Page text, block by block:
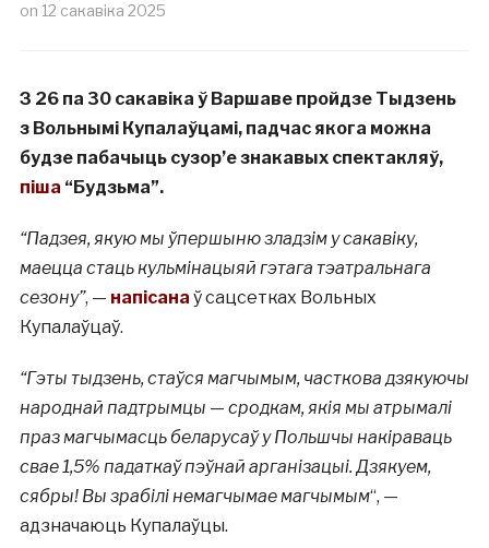
on 12 сакавіка 2025
З 26 па 30 сакавіка ў Варшаве пройдзе Тыдзень
з Вольнымі Купалаўцамі, падчас якога можна
будзе пабачыць сузор’е знакавых спектакляў,
піша “Будзьма”.
“Падзея, якую мы ўпершыню зладзім у сакавіку,
маецца стаць кульмінацыяй гэтага тэатральнага
сезону”, — напісана ў сацсетках Вольных
Купалаўцаў.
“Гэты тыдзень, стаўся магчымым, часткова дзякуючы
народнай падтрымцы — сродкам, якія мы атрымалі
праз магчымасць беларусаў у Польшчы накіраваць
свае 1,5% падаткаў пэўнай арганізацыі. Дзякуем,
сябры! Вы зрабілі немагчымае магчымым“, —
адзначаюць Купалаўцы.